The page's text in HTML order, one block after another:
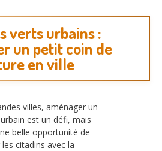
verts urbains :
un petit coin de
en ville
villes, aménager un
est un défi, mais
belle opportunité de
citadins avec la